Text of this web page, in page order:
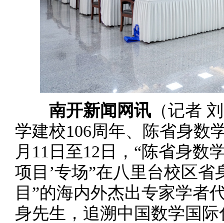
南开新闻网讯 （记者
学建校106周年、陈省身数
月11日至12日，“陈省身
项目’专场”在八里台校区
目”的海内外杰出专家学者
身先生，追溯中国数学国